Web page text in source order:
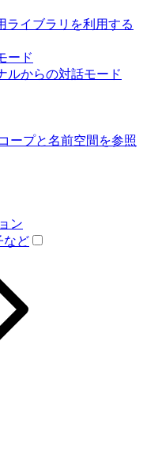
ライブラリを利用する
ード
ルからの対話モード
ープと名前空間を参照
ン
など